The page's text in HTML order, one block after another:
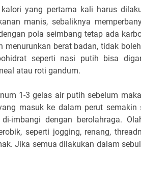
kalori yang pertama kali harus
manis, sebaliknya
pola seimbang tetap ada
menurunkan berat badan, tidak
seperti nasi putih bisa
atau roti gandum.
1-3 gelas air putih sebelum
masuk ke dalam perut semakin
imbangi dengan berolahraga.
seperti jogging, renang,
Jika semua dilakukan dalam